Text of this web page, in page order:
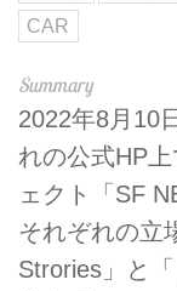
CAR
2022年8月10
れの公式HP
ェクト「SF
それぞれの立
Strories」と